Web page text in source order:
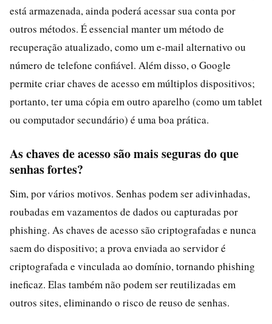
está armazenada, ainda poderá acessar sua conta por
outros métodos. É essencial manter um método de
recuperação atualizado, como um e-mail alternativo ou
número de telefone confiável. Além disso, o Google
permite criar chaves de acesso em múltiplos dispositivos;
portanto, ter uma cópia em outro aparelho (como um tablet
ou computador secundário) é uma boa prática.
As chaves de acesso são mais seguras do que
senhas fortes?
Sim, por vários motivos. Senhas podem ser adivinhadas,
roubadas em vazamentos de dados ou capturadas por
phishing. As chaves de acesso são criptografadas e nunca
saem do dispositivo; a prova enviada ao servidor é
criptografada e vinculada ao domínio, tornando phishing
ineficaz. Elas também não podem ser reutilizadas em
outros sites, eliminando o risco de reuso de senhas.